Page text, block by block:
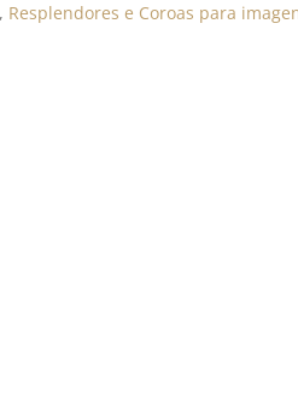
, Resplendores e Coroas para